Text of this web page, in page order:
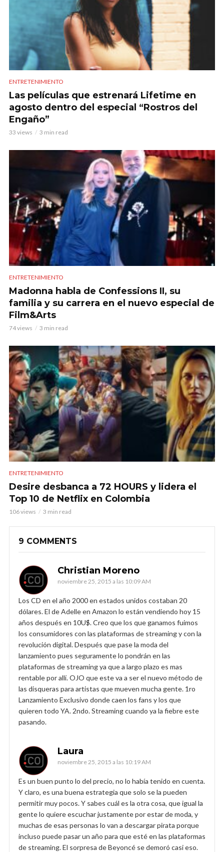
ENTRETENIMIENTO
Las películas que estrenará Lifetime en
agosto dentro del especial “Rostros del
Engaño”
33 views 3 min read
ENTRETENIMIENTO
Madonna habla de Confessions II, su
familia y su carrera en el nuevo especial de
Film&Arts
74 views 3 min read
ENTRETENIMIENTO
Desire desbanca a 72 HOURS y lidera el
Top 10 de Netflix en Colombia
106 views 3 min read
9 COMMENTS
Christian Moreno
noviembre 25, 2015 a las 10:09 AM
Los CD en el año 2000 en estados unidos costaban 20
dólares. El de Adelle en Amazon lo están vendiendo hoy 15
años después en 10U$. Creo que los que ganamos fuimos
los consumidores con las plataformas de streaming y con la
revolución digital. Después que pase la moda del
lanzamiento pues seguramente lo pondrán en las
plataformas de streaming ya que a largo plazo es mas
rentable por allí. OJO que este va a ser el nuevo método de
las disqueras para artistas que mueven mucha gente. 1ro
Lanzamiento Exclusivo donde caen los fans y los que
quieren todo YA. 2ndo. Streaming cuando ya la fiebre este
pasando.
Laura
noviembre 25, 2015 a las 10:19 AM
Es un buen punto lo del precio, no lo había tenido en cuenta.
Y claro, es una buena estrategia que solo se la pueden
permitir muy pocos. Y sabes cuál es la otra cosa, que igual la
gente lo quiere escuchar justamente por estar de moda, y
muchas de esas personas lo van a descargar pirata porque
incluso puede pasar un año para que esté en las plataformas
de streaming. El sorpresa de Beyoncé se demoró casi eso.